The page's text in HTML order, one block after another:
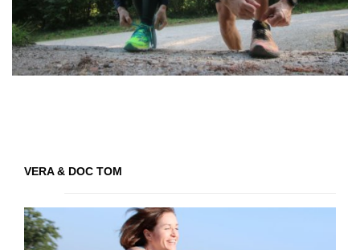
VERA & DOC TOM